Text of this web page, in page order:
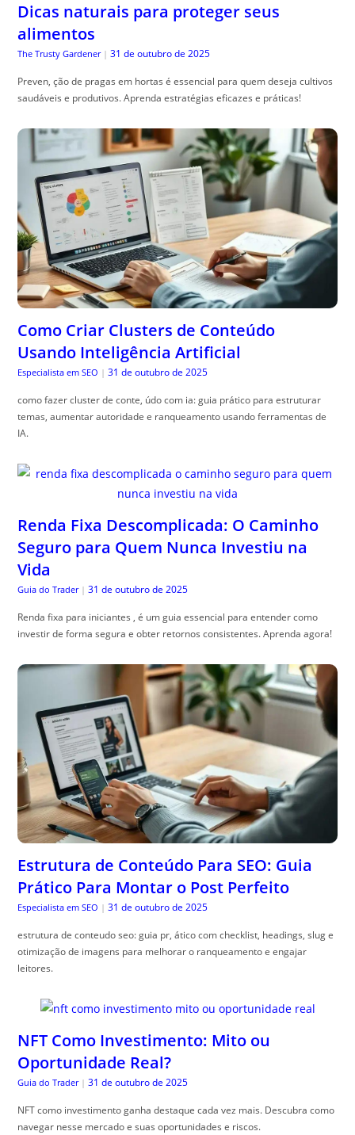
Dicas naturais para proteger seus
alimentos
The Trusty Gardener | 31 de outubro de 2025
Preven, ção de pragas em hortas é essencial para quem deseja cultivos
saudáveis e produtivos. Aprenda estratégias eficazes e práticas!
Como Criar Clusters de Conteúdo
Usando Inteligência Artificial
Especialista em SEO | 31 de outubro de 2025
como fazer cluster de conte, údo com ia: guia prático para estruturar
temas, aumentar autoridade e ranqueamento usando ferramentas de
IA.
Renda Fixa Descomplicada: O Caminho
Seguro para Quem Nunca Investiu na
Vida
Guia do Trader | 31 de outubro de 2025
Renda fixa para iniciantes , é um guia essencial para entender como
investir de forma segura e obter retornos consistentes. Aprenda agora!
Estrutura de Conteúdo Para SEO: Guia
Prático Para Montar o Post Perfeito
Especialista em SEO | 31 de outubro de 2025
estrutura de conteudo seo: guia pr, ático com checklist, headings, slug e
otimização de imagens para melhorar o ranqueamento e engajar
leitores.
NFT Como Investimento: Mito ou
Oportunidade Real?
Guia do Trader | 31 de outubro de 2025
NFT como investimento ganha destaque cada vez mais. Descubra como
navegar nesse mercado e suas oportunidades e riscos.